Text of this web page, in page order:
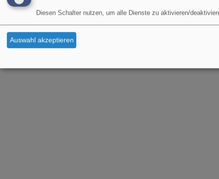
Diesen Schalter nutzen, um alle Dienste zu aktivieren/
Auswahl akzeptieren